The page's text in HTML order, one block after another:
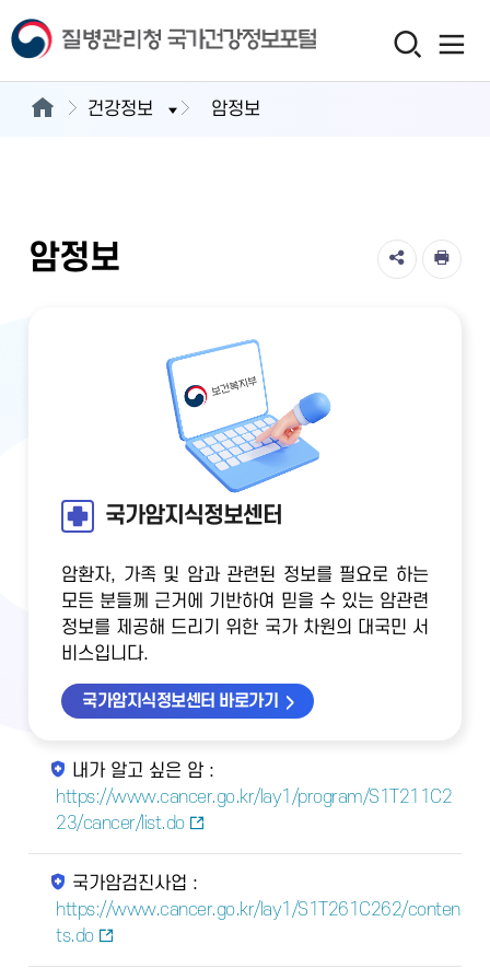
건강정보 암정보
암정보
국가암지식정보센터
암환자, 가족 및 암과 관련된 정보를 필요로 하는
모든 분들께 근거에 기반하여 믿을 수 있는 암관련
정보를 제공해 드리기 위한 국가 차원의 대국민 서
비스입니다.
국가암지식정보센터 바로가기
내가 알고 싶은 암 :
https://www.cancer.go.kr/lay1/program/S1T211C2
23/cancer/list.do
국가암검진사업 :
https://www.cancer.go.kr/lay1/S1T261C262/conten
ts.do